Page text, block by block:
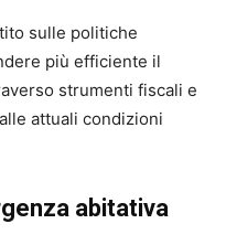
sulle politiche
più efficiente il
strumenti fiscali e
attuali condizioni
abitativa